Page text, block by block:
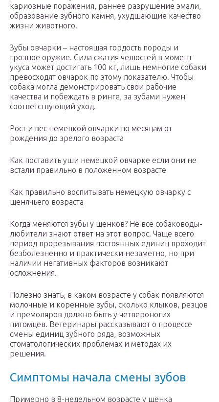
кариозные поражения, раннее разрушение эмали,
образование зубного камня, ухудшающие качество
жизни животного.
Зубы овчарки – настоящая гордость породы и
грозное оружие. Сила сжатия челюстей в момент
укуса может достигать 100 кг, лишь немногие собаки
превосходят овчарок по этому показателю. Чтобы
собака могла демонстрировать свои рабочие
качества и побеждать в ринге, за зубами нужен
соответствующий уход.
Рост и вес немецкой овчарки по месяцам от
рождения до зрелого возраста
Как поставить уши немецкой овчарке если они не
встали правильно в положенном возрасте
Как правильно воспитывать немецкую овчарку с
щенячьего возраста
Когда меняются зубы у щенков? Не все собаководы-
любители знают ответ на этот вопрос. Чаще всего
период прорезывания постоянных единиц проходит
безболезненно и практически незаметно, но при
наличии негативных факторов возникают
осложнения.
Полезно знать, в каком возрасте у собак появляются
молочные и коренные зубы, сколько клыков, резцов
и премоляров должно быть у четвероногих
питомцев. Ветеринары рассказывают о процессе
смены единиц зубного ряда, возможных
стоматологических проблемах и методах их
решения.
Симптомы начала смены зубов
Примерно в 8-недельном возрасте у щенка